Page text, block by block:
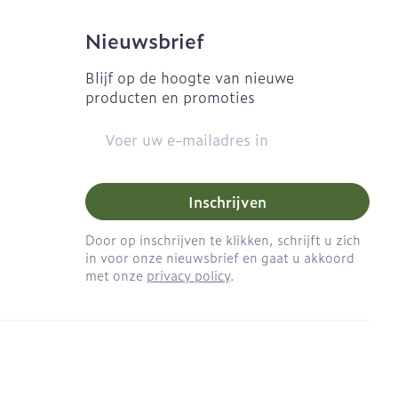
Nieuwsbrief
Blijf op de hoogte van nieuwe
producten en promoties
Inschrijven
Door op inschrijven te klikken, schrijft u zich
in voor onze nieuwsbrief en gaat u akkoord
met onze privacy policy.